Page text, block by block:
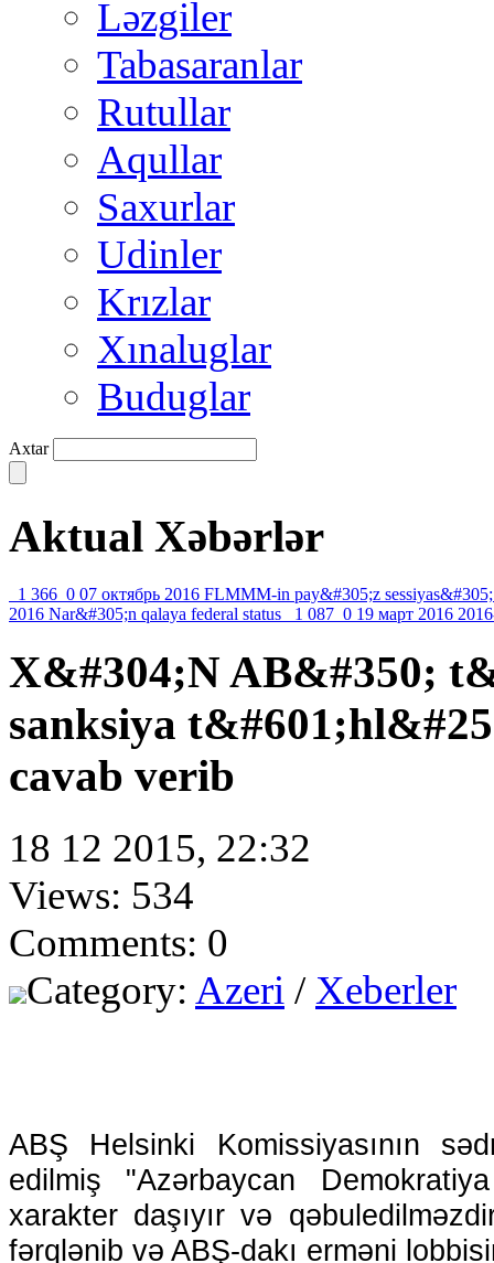
Ləzgiler
Tabasaranlar
Rutullar
Aqullar
Saxurlar
Udinler
Krızlar
Xınaluglar
Buduglar
Axtar
Aktual Xəbərlər
1 366 0 07 октябрь 2016 FLMMM-in pay&#305;z sessiyas&#305;
2016 Nar&#305;n qalaya federal status 1 087 0 19 март 2016
X&#304;N AB&#350;
sanksiya
cavab verib
18 12 2015, 22:32
Views: 534
Comments: 0
Category: Azeri / Xeberler
ABŞ Helsinki Komissiyasının
edilmiş "Azərbaycan
xarakter daşıyır və
fərqlənib və ABŞ-dakı erməni